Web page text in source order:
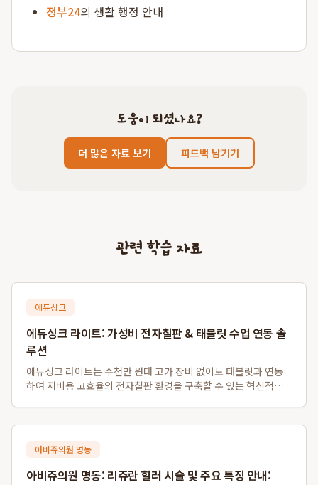
정부24의 생활 행정 안내
도움이 되셨나요?
더 많은 자료 보기 피드백 남기기
관련 학습 자료
에듀싱크
에듀싱크 라이트: 가성비 전자칠판 & 태블릿 수업 연동 솔
루션
에듀싱크 라이트는 수천만 원대 고가 장비 없이도 태블릿과 연동
하여 저비용 고효율의 전자칠판 환경을 구축할 수 있는 혁신적인
서 자동 저장 및 학생 자료 배포...
아비쥬의원 명동
아비쥬의원 명동: 리쥬란 힐러 시술 및 주요 특징 안내: